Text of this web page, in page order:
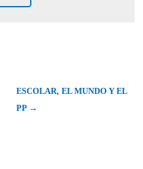
ESCOLAR, EL MUNDO Y EL
PP →